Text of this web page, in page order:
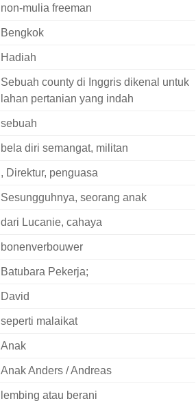
non-mulia freeman
Bengkok
Hadiah
Sebuah county di Inggris dikenal untuk
lahan pertanian yang indah
sebuah
bela diri semangat, militan
, Direktur, penguasa
Sesungguhnya, seorang anak
dari Lucanie, cahaya
bonenverbouwer
Batubara Pekerja;
David
seperti malaikat
Anak
Anak Anders / Andreas
lembing atau berani